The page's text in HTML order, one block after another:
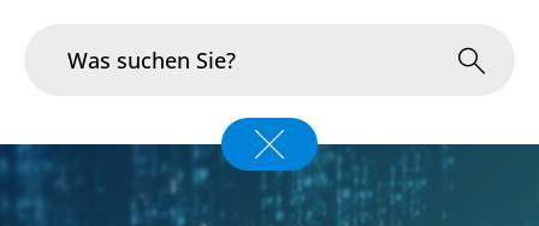
Branchen